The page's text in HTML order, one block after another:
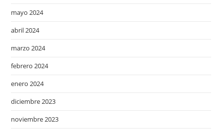
mayo 2024
abril 2024
marzo 2024
febrero 2024
enero 2024
diciembre 2023
noviembre 2023